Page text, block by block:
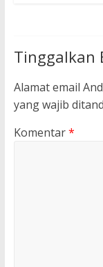
Tinggalkan
Alamat email
yang wajib
Komentar*